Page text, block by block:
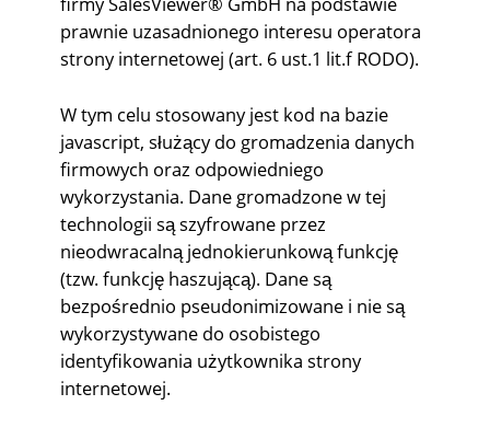
prawnie uzasadnionego interesu operatora
strony internetowej (art. 6 ust.1 lit.f RODO).
W tym celu stosowany jest kod na bazie
javascript, służący do gromadzenia danych
firmowych oraz odpowiedniego
wykorzystania. Dane gromadzone w tej
technologii są szyfrowane przez
nieodwracalną jednokierunkową funkcję
(tzw. funkcję haszującą). Dane są
bezpośrednio pseudonimizowane i nie są
wykorzystywane do osobistego
identyfikowania użytkownika strony
internetowej.